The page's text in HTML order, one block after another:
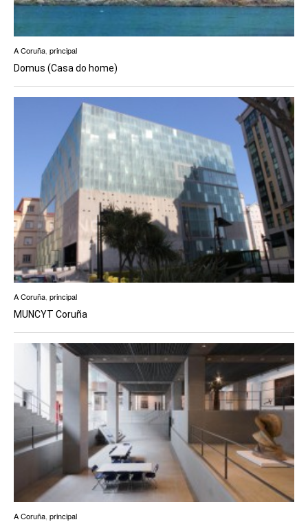
A Coruña principal
Domus (Casa do home)
A Coruña, principal
MUNCYT Coruña
A Coruña principal